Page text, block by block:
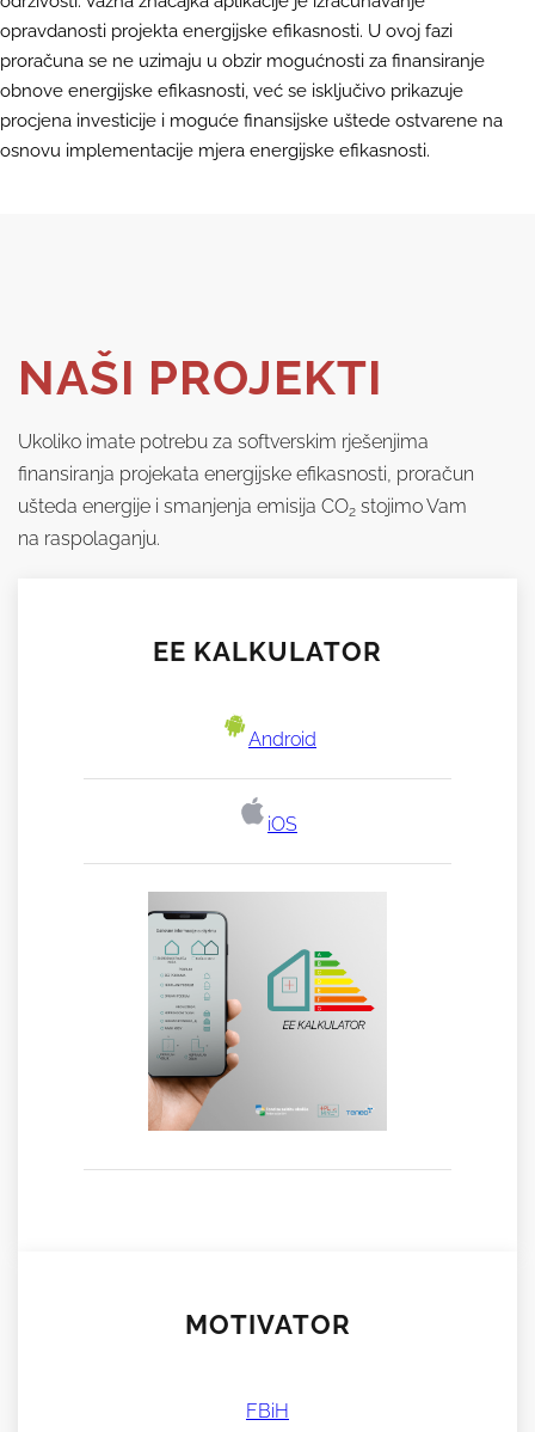
opravdanosti projekta energijske efikasnosti. U ovoj fazi
proračuna se ne uzimaju u obzir mogućnosti za finansiranje
obnove energijske efikasnosti, već se isključivo prikazuje
procjena investicije i moguće finansijske uštede ostvarene na
osnovu implementacije mjera energijske efikasnosti.
NAŠI PROJEKTI
Ukoliko imate potrebu za softverskim rješenjima
finansiranja projekata energijske efikasnosti, proračun
ušteda energije i smanjenja emisija CO2 stojimo Vam
na raspolaganju.
EE KALKULATOR
Android
iOS
MOTIVATOR
FBiH